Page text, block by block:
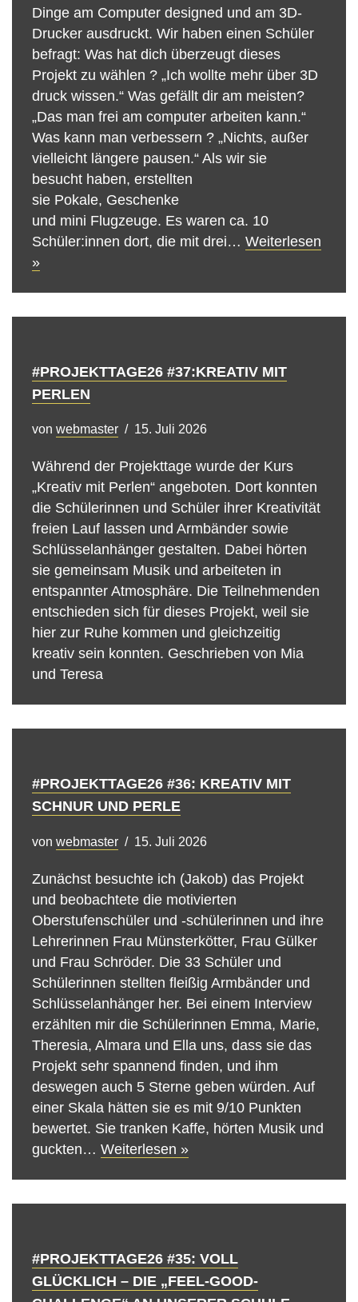
Dinge am Computer designed und am 3D-
Drucker ausdruckt. Wir haben einen Schüler
befragt: Was hat dich überzeugt dieses
Projekt zu wählen ? „Ich wollte mehr über 3D
druck wissen.“ Was gefällt dir am meisten?
„Das man frei am computer arbeiten kann.“
Was kann man verbessern ? „Nichts, außer
vielleicht längere pausen.“ Als wir sie
besucht haben, erstellten
sie Pokale, Geschenke
und mini Flugzeuge. Es waren ca. 10
Schüler:innen dort, die mit drei… Weiterlesen
»
#PROJEKTTAGE26 #37:KREATIV MIT
PERLEN
von webmaster 15. Juli 2026
Während der Projekttage wurde der Kurs
„Kreativ mit Perlen“ angeboten. Dort konnten
die Schülerinnen und Schüler ihrer Kreativität
freien Lauf lassen und Armbänder sowie
Schlüsselanhänger gestalten. Dabei hörten
sie gemeinsam Musik und arbeiteten in
entspannter Atmosphäre. Die Teilnehmenden
entschieden sich für dieses Projekt, weil sie
hier zur Ruhe kommen und gleichzeitig
kreativ sein konnten. Geschrieben von Mia
und Teresa
#PROJEKTTAGE26 #36: KREATIV MIT
SCHNUR UND PERLE
von webmaster 15. Juli 2026
Zunächst besuchte ich (Jakob) das Projekt
und beobachtete die motivierten
Oberstufenschüler und -schülerinnen und ihre
Lehrerinnen Frau Münsterkötter, Frau Gülker
und Frau Schröder. Die 33 Schüler und
Schülerinnen stellten fleißig Armbänder und
Schlüsselanhänger her. Bei einem Interview
erzählten mir die Schülerinnen Emma, Marie,
Theresia, Almara und Ella uns, dass sie das
Projekt sehr spannend finden, und ihm
deswegen auch 5 Sterne geben würden. Auf
einer Skala hätten sie es mit 9/10 Punkten
bewertet. Sie tranken Kaffe, hörten Musik und
guckten… Weiterlesen »
#PROJEKTTAGE26 #35: VOLL
GLÜCKLICH – DIE „FEEL-GOOD-